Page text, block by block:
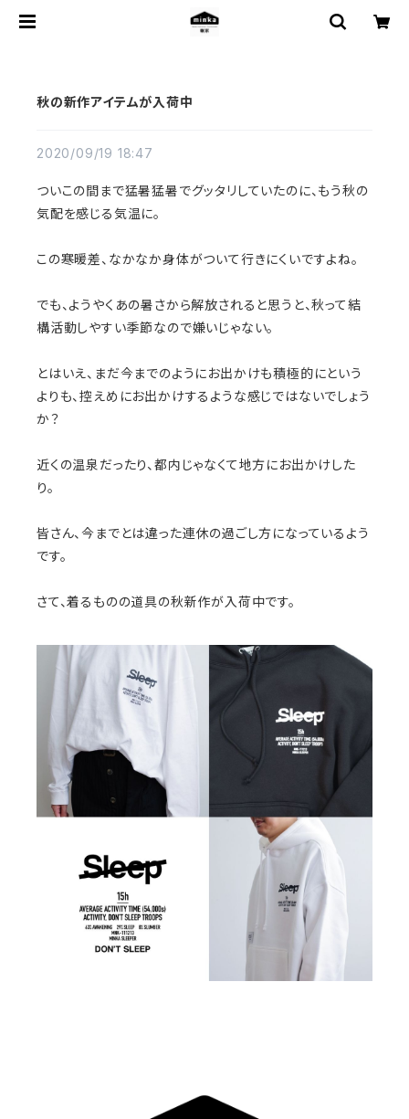
秋の新作アイテムが入荷中
2020/09/19 18:47
ついこの間まで猛暑猛暑でグッタリしていたのに、もう秋の
気配を感じる気温に。
この寒暖差、なかなか身体がついて行きにくいですよね。
でも、ようやくあの暑さから解放されると思うと、秋って結
構活動しやすい季節なので嫌いじゃない。
とはいえ、まだ今までのようにお出かけも積極的にという
よりも、控えめにお出かけするような感じではないでしょう
か？
近くの温泉だったり、都内じゃなくて地方にお出かけした
り。
皆さん、今までとは違った連休の過ごし方になっているよう
です。
さて、着るものの道具の秋新作が入荷中です。